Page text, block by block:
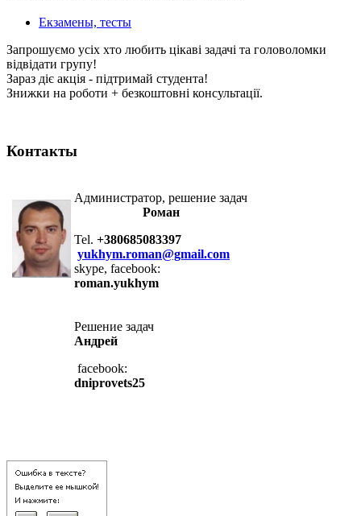
Екзамены, тесты
Запрошуємо усіх хто любить цікаві задачі та головоломки
відвідати групу!
Зараз діє акція - підтримай студента!
Знижки на роботи + безкоштовні консультації.
Контакты
Администратор, решение задач
Роман
Tel. +380685083397
yukhym.roman@gmail.com
skype, facebook:
roman.yukhym
Решение задач
Андрей
facebook:
dniprovets25